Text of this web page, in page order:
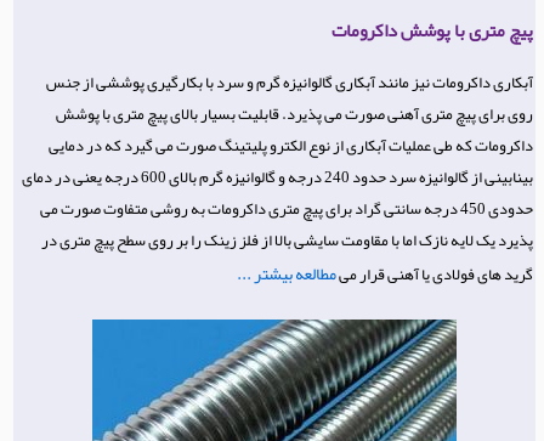
پیچ متری با پوشش داکرومات
آبکاری داکرومات نیز مانند آبکاری گالوانیزه گرم و سرد با بکارگیری پوششی از جنس
روی برای پیچ متری آهنی صورت می پذیرد. قابلیت بسیار بالای پیچ متری با پوشش
داکرومات که طی عملیات آبکاری از نوع الکترو پلیتینگ صورت می گیرد که در دمایی
بینابینی از گالوانیزه سرد حدود 240 درجه و گالوانیزه گرم بالای 600 درجه یعنی در دمای
حدودی 450 درجه سانتی گراد برای پیچ متری داکرومات به روشی متفاوت صورت می
پذیرد یک لایه نازک اما با مقاومت سایشی بالا از فلز زینک را بر روی سطح پیچ متری در
گرید های فولادی یا آهنی قرار میمطالعه بیشتر ...